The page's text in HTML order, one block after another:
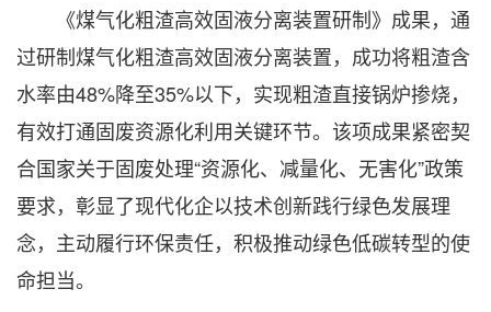
《煤气化粗渣高效固液分离装置研制》成果，通
过研制煤气化粗渣高效固液分离装置，成功将粗渣含
水率由48%降至35%以下，实现粗渣直接锅炉掺烧，
有效打通固废资源化利用关键环节。该项成果紧密契
合国家关于固废处理“资源化、减量化、无害化”政策
要求，彰显了现代化企以技术创新践行绿色发展理
念，主动履行环保责任，积极推动绿色低碳转型的使
命担当。